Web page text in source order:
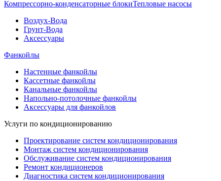
Компрессорно-конденсаторные блокиТепловые насосы
Воздух-Вода
Грунт-Вода
Аксессуары
Фанкойлы
Настенные фанкойлы
Кассетные фанкойлы
Канальные фанкойлы
Напольно-потолочные фанкойлы
Аксессуары для фанкойлов
Услуги по кондиционированию
Проектирование систем кондиционирования
Монтаж систем кондиционирования
Обслуживание систем кондиционирования
Ремонт кондиционеров
Диагностика систем кондиционирования